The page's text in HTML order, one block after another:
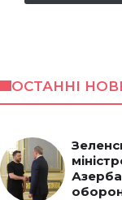
ОСТАННІ